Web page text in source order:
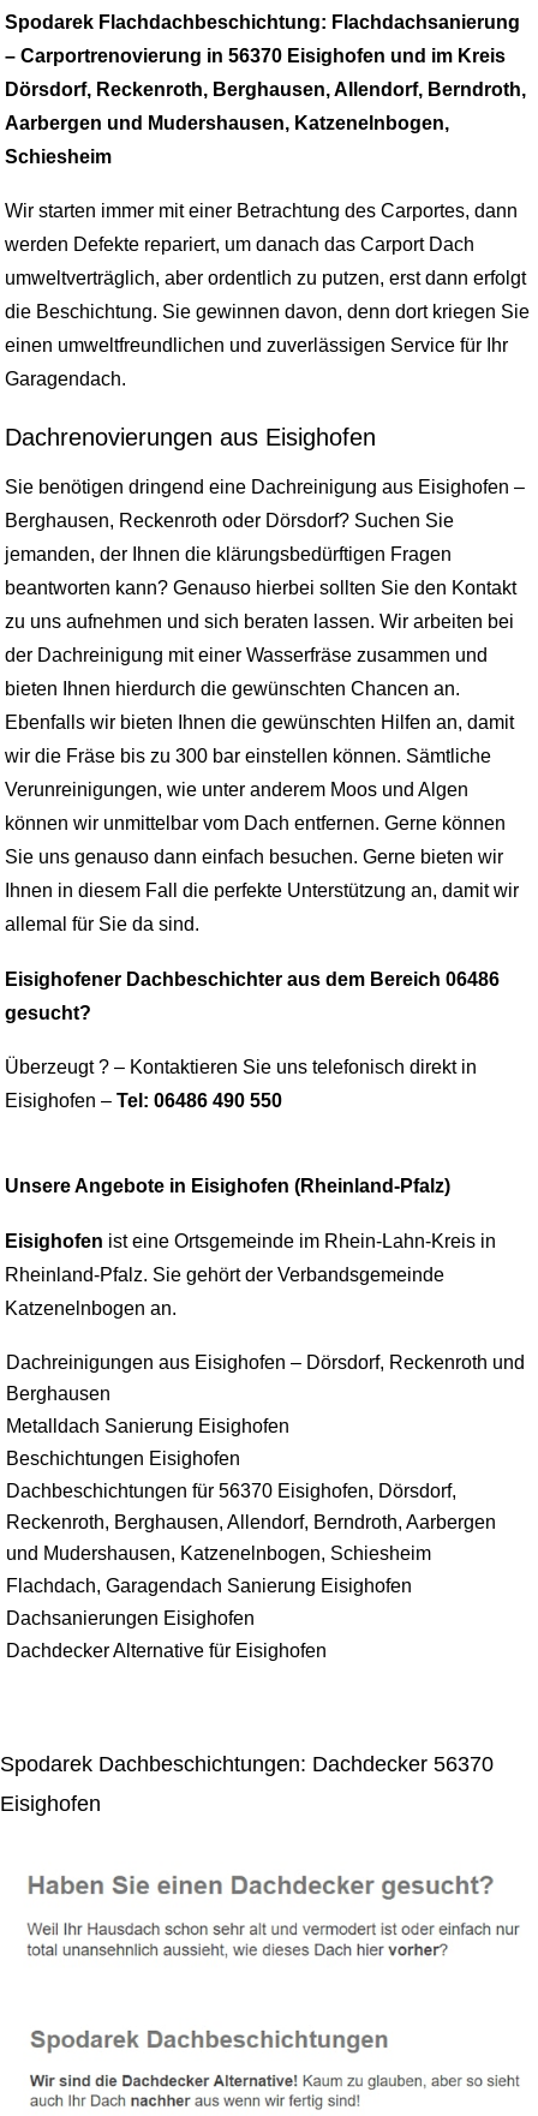
Spodarek Flachdachbeschichtung: Flachdachsanierung
– Carportrenovierung in 56370 Eisighofen und im Kreis
Dörsdorf, Reckenroth, Berghausen, Allendorf, Berndroth,
Aarbergen und Mudershausen, Katzenelnbogen,
Schiesheim
Wir starten immer mit einer Betrachtung des Carportes, dann
werden Defekte repariert, um danach das Carport Dach
umweltverträglich, aber ordentlich zu putzen, erst dann erfolgt
die Beschichtung. Sie gewinnen davon, denn dort kriegen Sie
einen umweltfreundlichen und zuverlässigen Service für Ihr
Garagendach.
Dachrenovierungen aus Eisighofen
Sie benötigen dringend eine Dachreinigung aus Eisighofen –
Berghausen, Reckenroth oder Dörsdorf? Suchen Sie
jemanden, der Ihnen die klärungsbedürftigen Fragen
beantworten kann? Genauso hierbei sollten Sie den Kontakt
zu uns aufnehmen und sich beraten lassen. Wir arbeiten bei
der Dachreinigung mit einer Wasserfräse zusammen und
bieten Ihnen hierdurch die gewünschten Chancen an.
Ebenfalls wir bieten Ihnen die gewünschten Hilfen an, damit
wir die Fräse bis zu 300 bar einstellen können. Sämtliche
Verunreinigungen, wie unter anderem Moos und Algen
können wir unmittelbar vom Dach entfernen. Gerne können
Sie uns genauso dann einfach besuchen. Gerne bieten wir
Ihnen in diesem Fall die perfekte Unterstützung an, damit wir
allemal für Sie da sind.
Eisighofener Dachbeschichter aus dem Bereich 06486
gesucht?
Überzeugt ? – Kontaktieren Sie uns telefonisch direkt in
Eisighofen – Tel: 06486 490 550
Unsere Angebote in Eisighofen (Rheinland-Pfalz)
Eisighofen ist eine Ortsgemeinde im Rhein-Lahn-Kreis in
Rheinland-Pfalz. Sie gehört der Verbandsgemeinde
Katzenelnbogen an.
Dachreinigungen aus Eisighofen – Dörsdorf, Reckenroth und
Berghausen
Metalldach Sanierung Eisighofen
Beschichtungen Eisighofen
Dachbeschichtungen für 56370 Eisighofen, Dörsdorf,
Reckenroth, Berghausen, Allendorf, Berndroth, Aarbergen
und Mudershausen, Katzenelnbogen, Schiesheim
Flachdach, Garagendach Sanierung Eisighofen
Dachsanierungen Eisighofen
Dachdecker Alternative für Eisighofen
Spodarek Dachbeschichtungen: Dachdecker 56370
Eisighofen